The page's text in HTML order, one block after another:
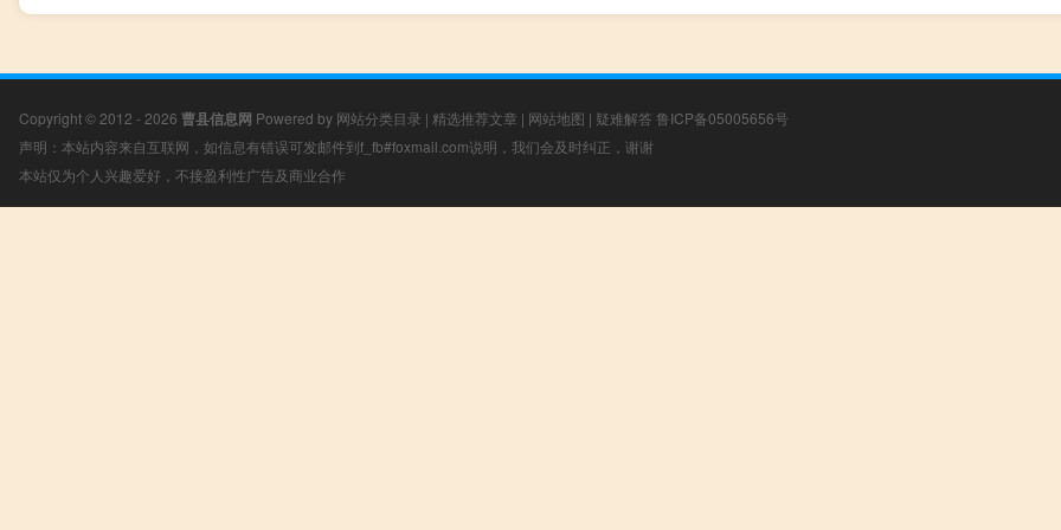
Copyright © 2012 - 2026 曹县信息网 Powered by 网站分类目录 | 精选推荐文章 | 网站地图 | 疑难解答 鲁ICP备05005656号
声明：本站内容来自互联网，如信息有错误可发邮件到f_fb#foxmail.com说明，我们会及时纠正，谢谢
本站仅为个人兴趣爱好，不接盈利性广告及商业合作